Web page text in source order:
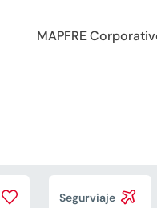
MAPFRE
 
Segurviaje